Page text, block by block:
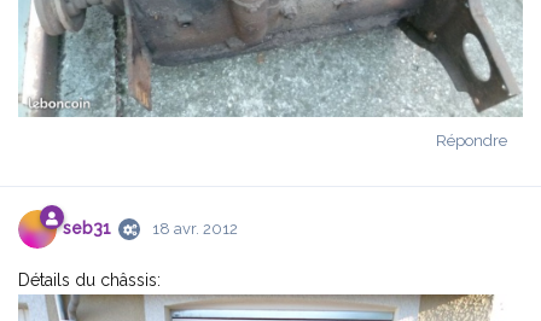
Répondre
seb31 18 avr. 2012
Détails du châssis: